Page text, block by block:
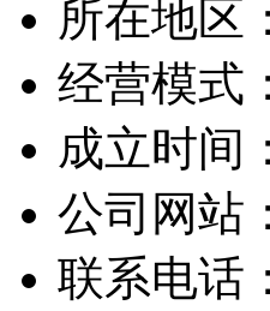
所在地区
经营模式：
成立时间
公司网站：
联系电话：